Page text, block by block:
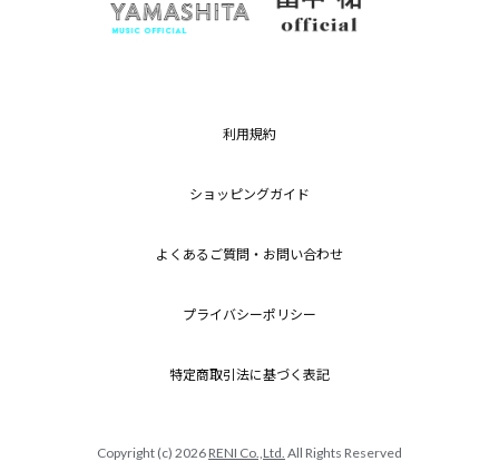
利用規約
ショッピングガイド
よくあるご質問・お問い合わせ
プライバシーポリシー
特定商取引法に基づく表記
Copyright (c) 2026 RENI Co.,Ltd. All Rights Reserved